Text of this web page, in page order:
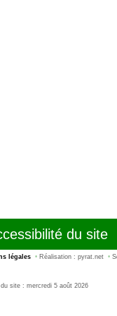
du site
légales • Réalisation : pyrat.net •
site : mercredi 5 août 2026